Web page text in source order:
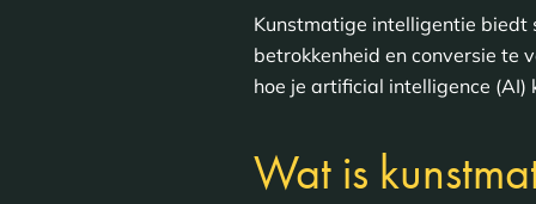
Kunstmatige intelligentie biedt
betrokkenheid en conversie te
hoe je artificial intelligence (AI)
Wat is